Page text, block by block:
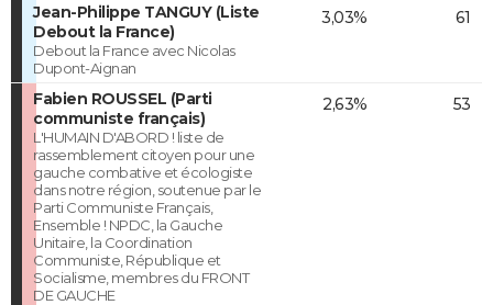
Jean-Philippe TANGUY (Liste
Debout la France)
Debout la France avec Nicolas
Dupont-Aignan
3,03% 61
Fabien ROUSSEL (Parti
communiste français)
L'HUMAIN D'ABORD ! liste de
rassemblement citoyen pour une
gauche combative et écologiste
dans notre région, soutenue par le
Parti Communiste Français,
Ensemble ! NPDC, la Gauche
Unitaire, la Coordination
Communiste, République et
Socialisme, membres du FRONT
DE GAUCHE
2,63% 53